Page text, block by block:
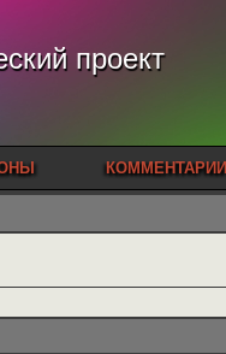
проект
КОММЕНТАРИИ